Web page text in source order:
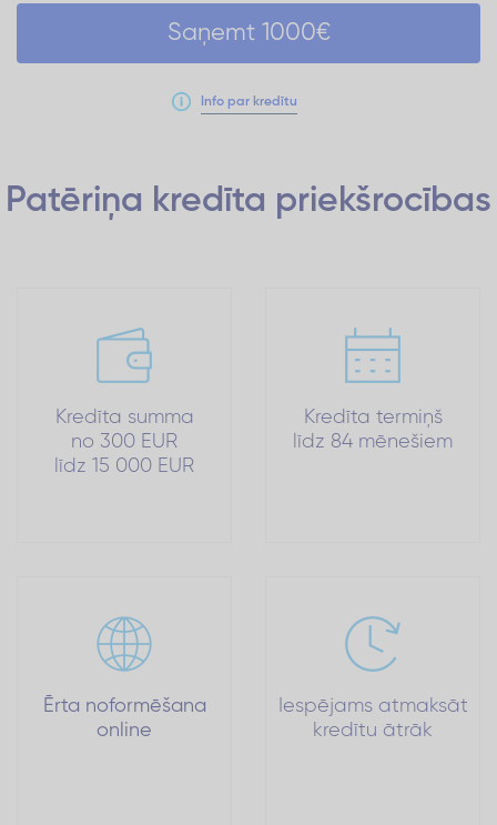
Saņemt 1000€
Info par kredītu
Patēriņa kredīta priekšrocības
Kredīta summa
no 300 EUR
līdz 15 000 EUR
Kredīta termiņš
līdz 84 mēnešiem
Ērta noformēšana
online
Iespējams atmaksāt
kredītu ātrāk